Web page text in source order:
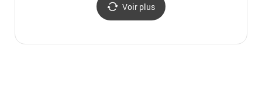
Voir plus